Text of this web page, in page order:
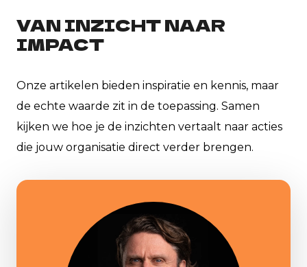
VAN INZICHT NAAR
IMPACT
Onze artikelen bieden inspiratie en kennis, maar
de echte waarde zit in de toepassing. Samen
kijken we hoe je de inzichten vertaalt naar acties
die jouw organisatie direct verder brengen.